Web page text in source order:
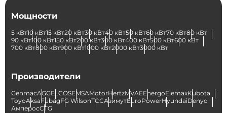
Мощности
5 кВт10 кВт15 кВт20 кВт30 кВт40 кВт50 кВт60 кВт70 кВт80 кВт
90 кВт100 кВт150 кВт200 кВт300 кВт400 кВт500 кВт600 кВт
700 кВт800 кВт900 кВт1000 кВт2000 кВт3000 кВт
Производители
GenmacAGGELCOSEMSAMotorHertzMVAEEnergoElemaxKubota
ToyoAksaFubagFG WilsonТССАзимутEuroPowerHyundaiDenyo
АмперосCTG